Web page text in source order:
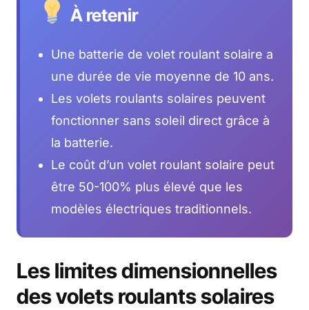
À retenir
Une batterie de volet roulant solaire a
une durée de vie moyenne de 10 ans.
Les volets roulants solaires peuvent
fonctionner sans soleil direct grâce à
la batterie.
Le coût d’un volet roulant solaire peut
être 50-100% plus élevé que les
modèles électriques traditionnels.
Les limites dimensionnelles
des volets roulants solaires